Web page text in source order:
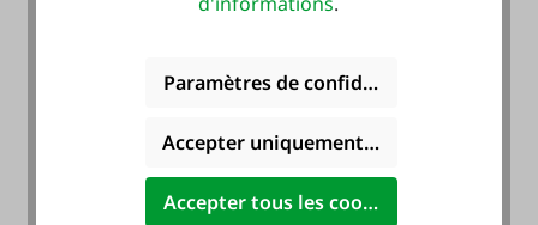
Paramètres de confidentialité
Accepter uniquement les cookies
Accepter tous les cookies